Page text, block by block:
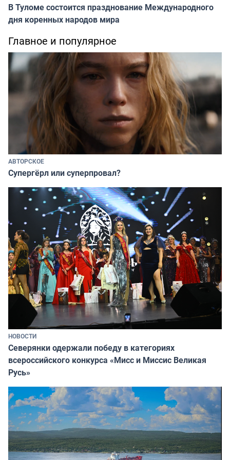
В Туломе состоится празднование Международного
дня коренных народов мира
Главное и популярное
АВТОРСКОЕ
Супергёрл или суперпровал?
НОВОСТИ
Северянки одержали победу в категориях
всероссийского конкурса «Мисс и Миссис Великая
Русь»